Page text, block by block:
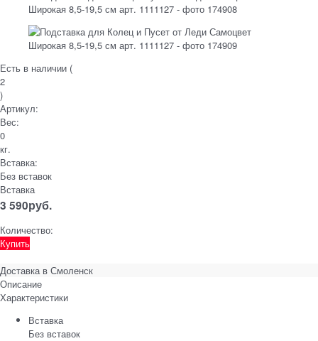
Есть в наличии (
2
)
Артикул:
Вес:
0
кг.
Вставка:
Без вставок
Вставка
3 590руб.
Количество:
Купить
Доставка в Смоленск
Описание
Характеристики
Вставка
Без вставок